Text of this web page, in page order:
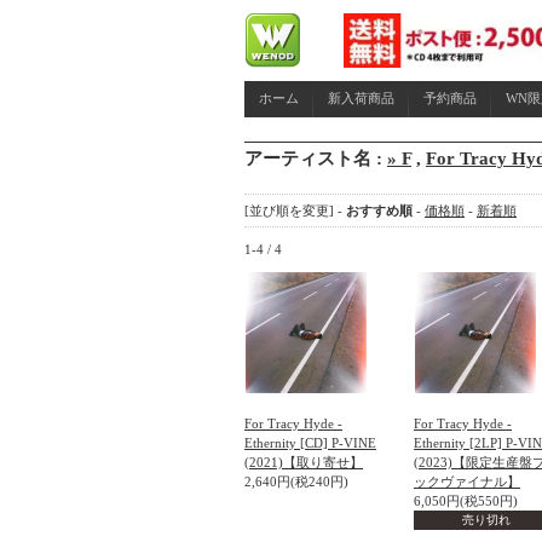
ホーム 新入荷商品 予約商品 WN
アーティスト名 : » F, For Tracy
[並び順を変更] - おすすめ順 - 価格順 - 新着順
1-4 / 4
For Tracy Hyde -
Ethernity [CD] P-VINE
(2021)【取り寄せ】
2,640円(税240円)
For Tracy Hyde -
Ethernity [2LP] P-
(2023)【限定生産盤
ックヴァイナル】
6,050円(税550円)
売り切れ